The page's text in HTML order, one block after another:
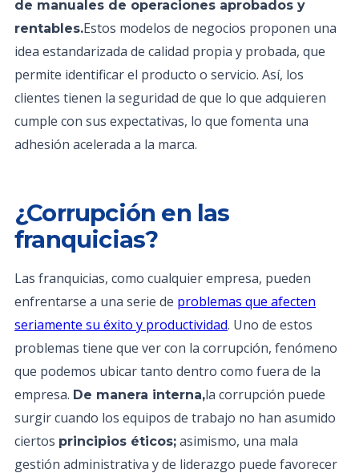
de manuales de operaciones aprobados y
rentables.Estos modelos de negocios proponen una
idea estandarizada de calidad propia y probada, que
permite identificar el producto o servicio. Así, los
clientes tienen la seguridad de que lo que adquieren
cumple con sus expectativas, lo que fomenta una
adhesión acelerada a la marca.
¿Corrupción en las
franquicias?
Las franquicias, como cualquier empresa, pueden
enfrentarse a una serie de problemas que afecten
seriamente su éxito y productividad. Uno de estos
problemas tiene que ver con la corrupción, fenómeno
que podemos ubicar tanto dentro como fuera de la
empresa. De manera interna,la corrupción puede
surgir cuando los equipos de trabajo no han asumido
ciertos principios éticos; asimismo, una mala
gestión administrativa y de liderazgo puede favorecer